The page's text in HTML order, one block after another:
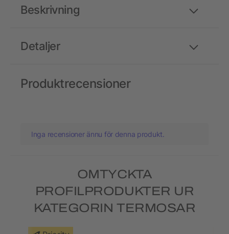
Detaljer
Beskrivning
Produktrecensioner
Inga recensioner ännu för denna produkt.
OMTYCKTA
PROFILPRODUKTER UR
KATEGORIN TERMOSAR